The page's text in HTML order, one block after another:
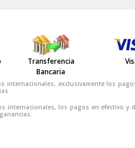
Transferencia
Bancaria
internacionales, exclusivamente los
internacionales, los pagos en efectivo